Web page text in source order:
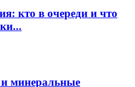
кто в очереди и что
минеральные